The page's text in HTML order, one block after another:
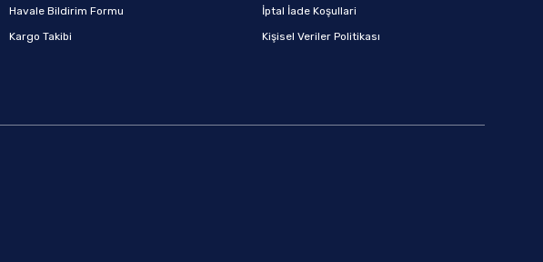
Havale Bildirim Formu
Kargo Takibi
İptal İade Koşullari
Kişisel Veriler Politikası